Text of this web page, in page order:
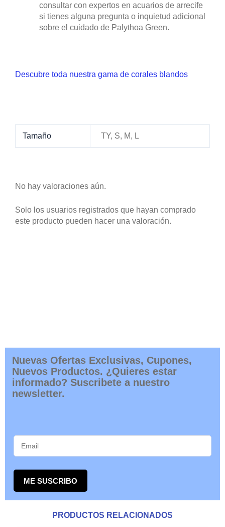
consultar con expertos en acuarios de arrecife
si tienes alguna pregunta o inquietud adicional
sobre el cuidado de Palythoa Green.
Descubre toda nuestra gama de corales blandos
Tamaño TY, S, M, L
No hay valoraciones aún.
Solo los usuarios registrados que hayan comprado
este producto pueden hacer una valoración.
Nuevas Ofertas Exclusivas, Cupones,
Nuevos Productos. ¿Quieres estar
informado? Suscribete a nuestro
newsletter.
ME SUSCRIBO
PRODUCTOS RELACIONADOS